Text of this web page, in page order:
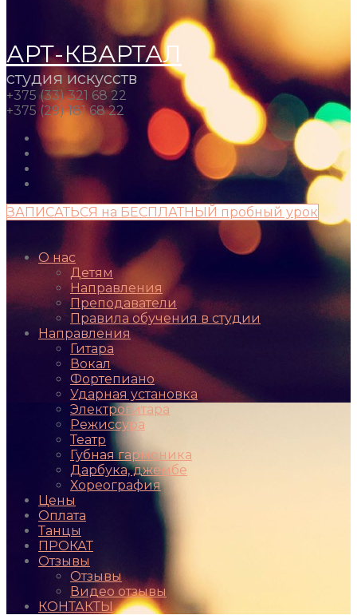
АРТ-КВАРТАЛ
студия искусств
+375 (33) 321 68 22
+375 (29) 181 68 22
ЗАПИСАТЬСЯ на БЕСПЛАТНЫЙ пробный урок
О нас
Детям
Направления
Преподаватели
Правила обучения в студии
Направления
Гитара
Вокал
Фортепиано
Ударная установка
Электрогитара
Режиссура
Театр
Губная гармоника
Дарбука, джембе
Хореография
Цены
Оплата
Танцы
ПРОКАТ
Отзывы
Отзывы
Видео отзывы
КОНТАКТЫ